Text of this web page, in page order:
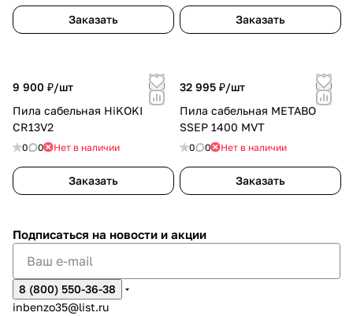
Заказать Заказать
9 900 ₽/шт
Пила сабельная HiKOKI
CR13V2
0 0 Нет в наличии
Заказать
32 995 ₽/шт
Пила сабельная METABO
SSEP 1400 MVT
0 0 Нет в наличии
Заказать
Подписаться на новости и акции
8 (800) 550-36-38
inbenzo35@list.ru